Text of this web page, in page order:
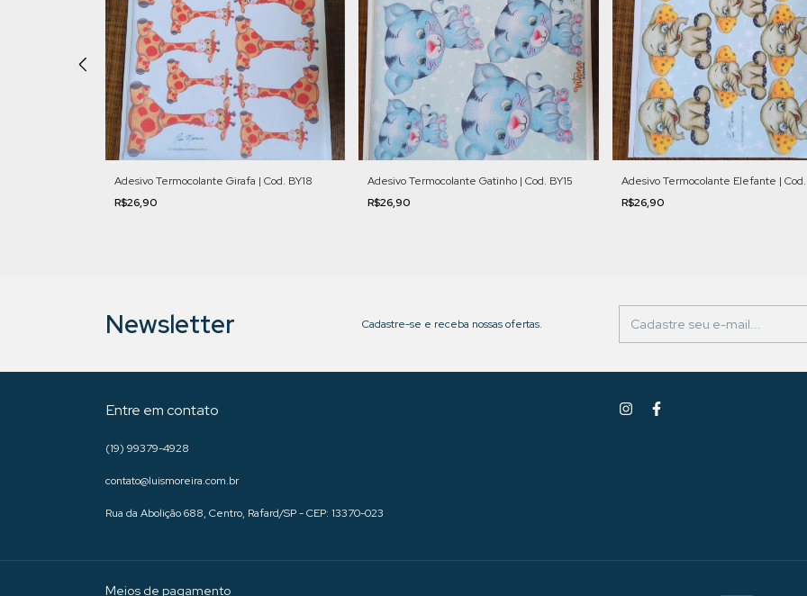
Adesivo Termocolante Girafa | Cod. BY18
R$26,90
Adesivo Termocolante Gatinho | Cod. BY15
R$26,90
Adesivo Termocolante Elefante | Cod.
R$26,90
Newsletter Cadastre-se e receba nossas ofertas.
Entre em contato
(19) 99379-4928
contato@luismoreira.com.br
Rua da Abolição 688, Centro, Rafard/SP - CEP: 13370-023
Meios de pagamento